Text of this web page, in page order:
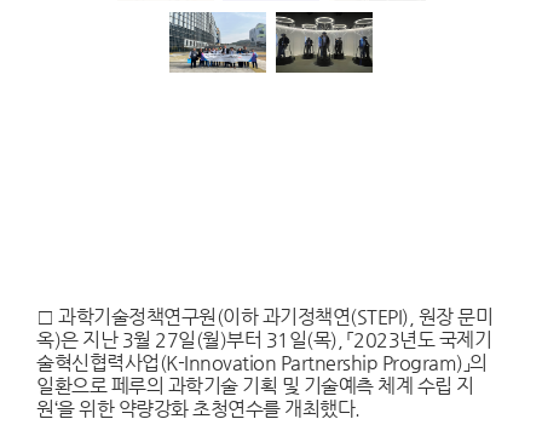
□ 과학기술정책연구원(이하 과기정책연(STEPI), 원장 문미
옥)은 지난 3월 27일(월)부터 31일(목), 「2023년도 국제기
술혁신협력사업(K-Innovation Partnership Program)」의
일환으로 페루의 과학기술 기획 및 기술예측 체계 수립 지
원‘을 위한 약량강화 초청연수를 개최했다.